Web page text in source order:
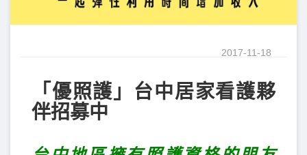
2017-11-18
「優照護」台中居家看護夥
伴招募中